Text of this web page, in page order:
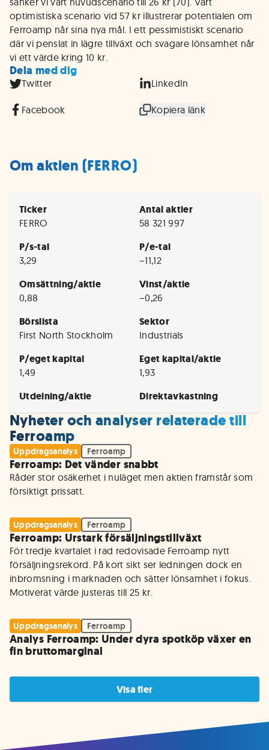
optimistiska scenario vid 57 kr illustrerar potentialen om
Ferroamp når sina nya mål. I ett pessimistiskt scenario
där vi penslat in lägre tillväxt och svagare lönsamhet når
vi ett värde kring 10 kr.
Dela med dig
Twitter LinkedIn
Facebook Kopiera länk
Om aktien (FERRO)
Ticker
FERRO
Antal aktier
58 321 997
P/s-tal
3,29
P/e-tal
−11,12
Omsättning/aktie
0,88
Vinst/aktie
−0,26
Börslista
First North Stockholm
Sektor
Industrials
P/eget kapital
1,49
Eget kapital/aktie
1,93
Utdelning/aktie Direktavkastning
Nyheter och analyser relaterade till
Ferroamp
Uppdragsanalys Ferroamp
Ferroamp: Det vänder snabbt
Råder stor osäkerhet i nuläget men aktien framstår som
försiktigt prissatt.
Uppdragsanalys Ferroamp
Ferroamp: Urstark försäljningstillväxt
För tredje kvartalet i rad redovisade Ferroamp nytt
försäljningsrekord. På kort sikt ser ledningen dock en
inbromsning i marknaden och sätter lönsamhet i fokus.
Motiverat värde justeras till 25 kr.
Uppdragsanalys Ferroamp
Analys Ferroamp: Under dyra spotköp växer en
fin bruttomarginal
Visa fler